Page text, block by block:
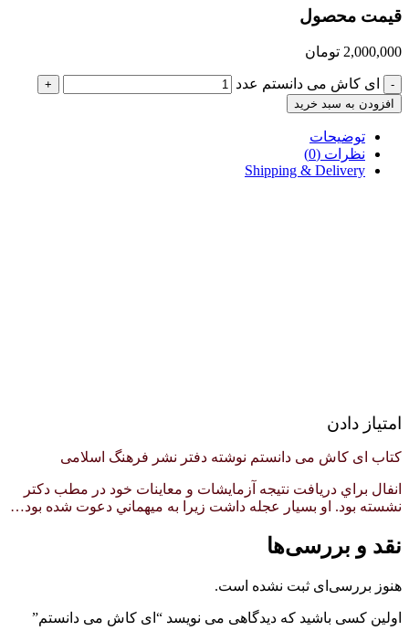
قیمت محصول
2,000,000 تومان
- ای کاش می دانستم عدد
+
افزودن به سبد خرید
توضیحات
نظرات (0)
Shipping & Delivery
امتیاز دادن
کتاب ای کاش می دانستم نوشته دفتر نشر فرهنگ اسلامی
انفال براي دريافت نتيجه آزمايشات و معاينات خود در مطب دكتر
نشسته بود. او بسيار عجله داشت زيرا به ميهماني دعوت شده بود…
نقد و بررسی‌ها
هنوز بررسی‌ای ثبت نشده است.
اولین کسی باشید که دیدگاهی می نویسد “ای کاش می دانستم”